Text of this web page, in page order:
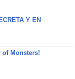
Y EN
of Monsters!